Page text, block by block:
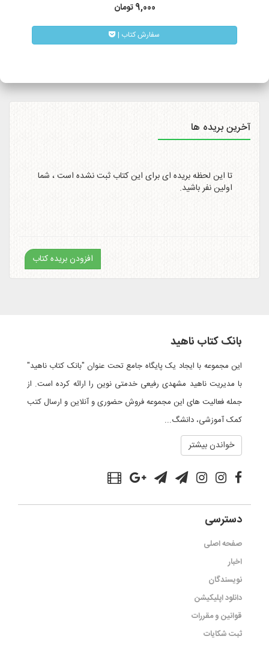
ممکن است کالا کمی با تاخیر به دست مشتریان محترم برسد.
همیچنین امکان پیگیری وضعیت سفارشات پست پیشتاز از طریق
رقمی میسر است.
9,000تومان
| سفارش کتاب
آخرین بریده ها
تا این لحظه بریده ای برای این کتاب ثبت نشده است ، شما
اولین نفر باشید.
افزودن بریده کتاب
بانک کتاب ناهید
این مجموعه با ایجاد یک پایگاه جامع تحت عنوان "بانک کتاب ناهید"
با مدیریت ناهید مشهدی رفیعی خدمتی نوین را ارائه کرده است. از
جمله فعالیت های این مجموعه فروش حضوری و آنلاین و ارسال کتب
کمک آموزشی، دانشگ...
خواندن بیشتر
دسترسی
صفحه اصلی
اخبار
نویسندگان
دانلود اپلیکیشن
قوانین و مقررات
ثبت شکایات